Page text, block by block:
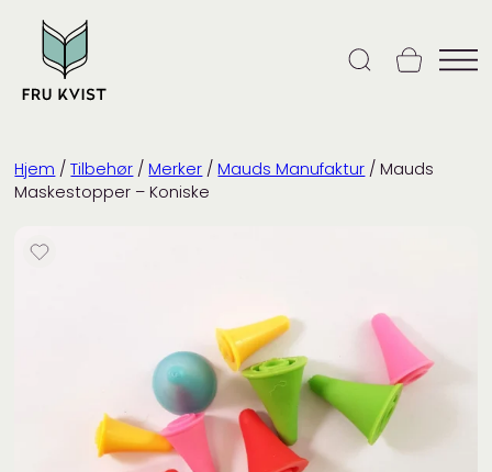
content
Hjem /Tilbehør / Merker / Mauds Manufaktur / Mauds
Maskestopper – Koniske